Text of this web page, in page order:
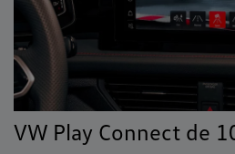
VW Play Connect de